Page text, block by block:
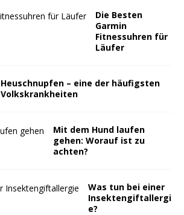
Die Besten
Garmin
Fitnessuhren für
Läufer
Heuschnupfen – eine der häufigsten
Volkskrankheiten
Mit dem Hund laufen
gehen: Worauf ist zu
achten?
Was tun bei einer
Insektengiftallergi
e?